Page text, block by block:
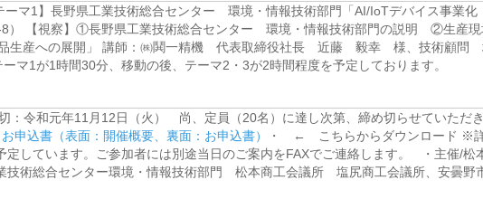
マ1】長野県工業技術総合センター 環境・情報技術部門「AI/IoTデバイス事業化
） 【視察】①長野県工業技術総合センター 環境・情報技術部門の説明 ②生産現
品生産への展開」 講師：㈱鬨一精機 代表取締役社長 近藤 毅幸 様、技術顧
マ1が1時間30分、移動の後、テーマ2・3が2時間程度を予定しております。
：令和元年11月12日（火） 尚、定員（20名）に達し次第、締め切らせていただ
お申込書（表面：開催概要、裏面：お申込書）
・ ← こちらからダウンロード ※詳
しています。ご参加者には別途当日のご案内をFAXでご連絡します。 ・主催/松
技術総合センター環境・情報技術部門 松本商工会議所 塩尻商工会議所、安曇野